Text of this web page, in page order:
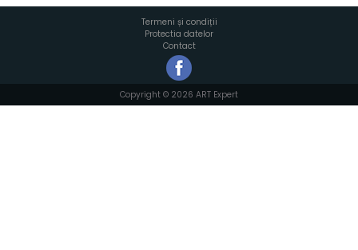
Termeni și condiții
Protectia datelor
Contact
Copyright © 2026 ART Expert